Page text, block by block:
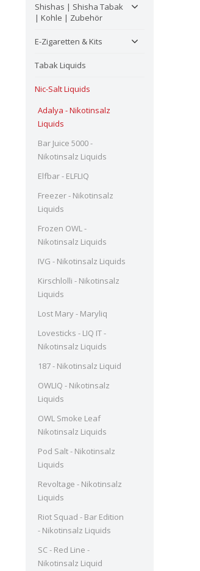
Shishas | Shisha Tabak
| Kohle | Zubehör
E-Zigaretten & Kits
Tabak Liquids
Nic-Salt Liquids
Adalya - Nikotinsalz
Liquids
Bar Juice 5000 -
Nikotinsalz Liquids
Elfbar - ELFLIQ
Freezer - Nikotinsalz
Liquids
Frozen OWL -
Nikotinsalz Liquids
IVG - Nikotinsalz Liquids
Kirschlolli - Nikotinsalz
Liquids
Lost Mary - Maryliq
Lovesticks - LIQ IT -
Nikotinsalz Liquids
187 - Nikotinsalz Liquid
OWLIQ - Nikotinsalz
Liquids
OWL Smoke Leaf
Nikotinsalz Liquids
Pod Salt - Nikotinsalz
Liquids
Revoltage - Nikotinsalz
Liquids
Riot Squad - Bar Edition
- Nikotinsalz Liquids
SC - Red Line -
Nikotinsalz Liquid